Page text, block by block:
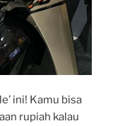
ini! Kamu bisa
rupiah kalau